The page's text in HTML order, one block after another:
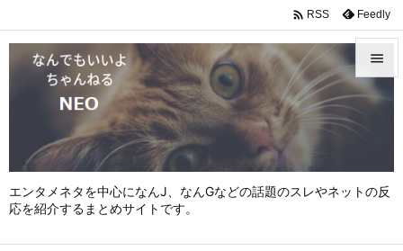
エンタメネタを中心になんJ、なんGなどの話題のスレやネットの反
応を紹介するまとめサイトです。



 RSS Feedly